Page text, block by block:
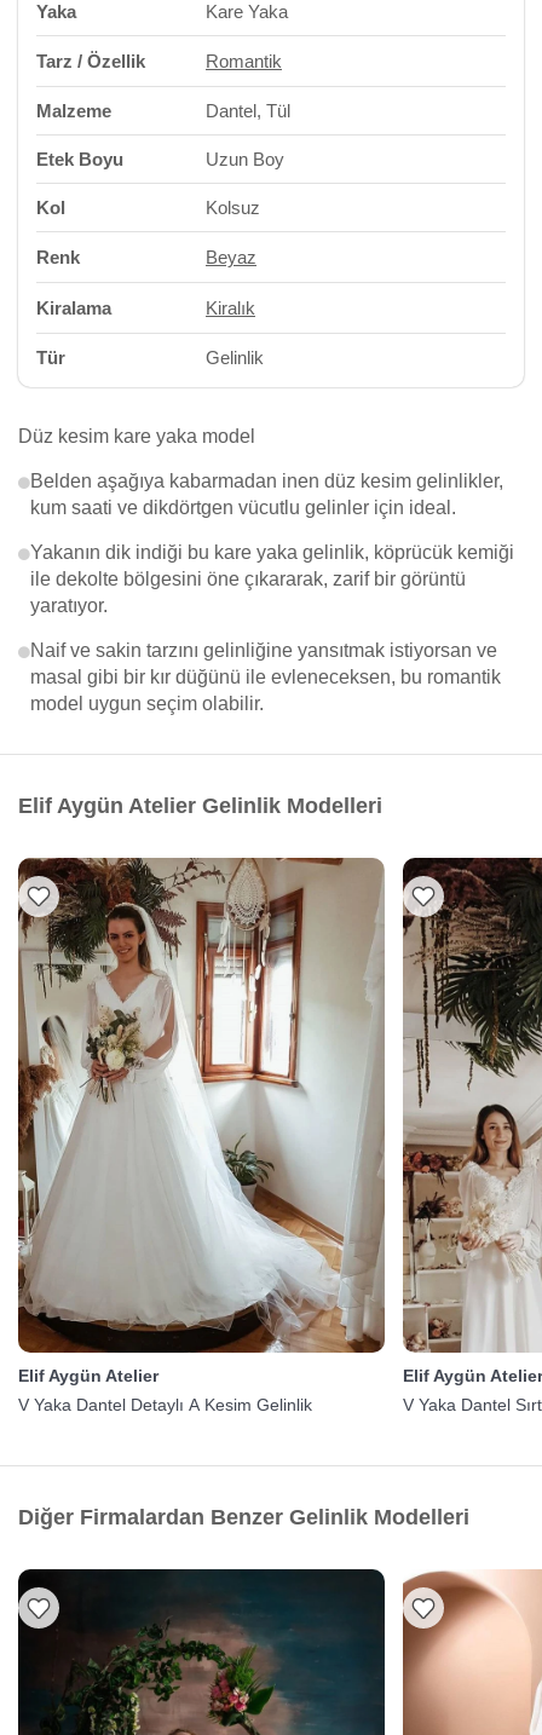
Yaka Kare Yaka
Tarz / Özellik Romantik
Malzeme Dantel, Tül
Etek Boyu Uzun Boy
Kol Kolsuz
Renk Beyaz
Kiralama Kiralık
Tür Gelinlik
Düz kesim kare yaka model
Belden aşağıya kabarmadan inen düz kesim gelinlikler,
kum saati ve dikdörtgen vücutlu gelinler için ideal.
Yakanın dik indiği bu kare yaka gelinlik, köprücük kemiği
ile dekolte bölgesini öne çıkararak, zarif bir görüntü
yaratıyor.
Naif ve sakin tarzını gelinliğine yansıtmak istiyorsan ve
masal gibi bir kır düğünü ile evleneceksen, bu romantik
model uygun seçim olabilir.
Elif Aygün Atelier Gelinlik Modelleri
Elif Aygün Atelier
V Yaka Dantel Detaylı A Kesim Gelinlik
Elif Aygün
V Yaka Dantel
Diğer Firmalardan Benzer Gelinlik Modelleri